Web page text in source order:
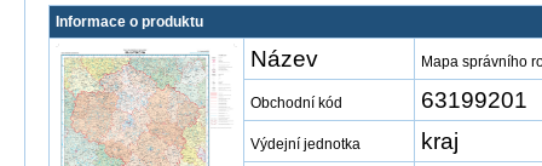
Informace o produktu
Název Mapa správního
Obchodní kód 63199201
Výdejní jednotka kraj